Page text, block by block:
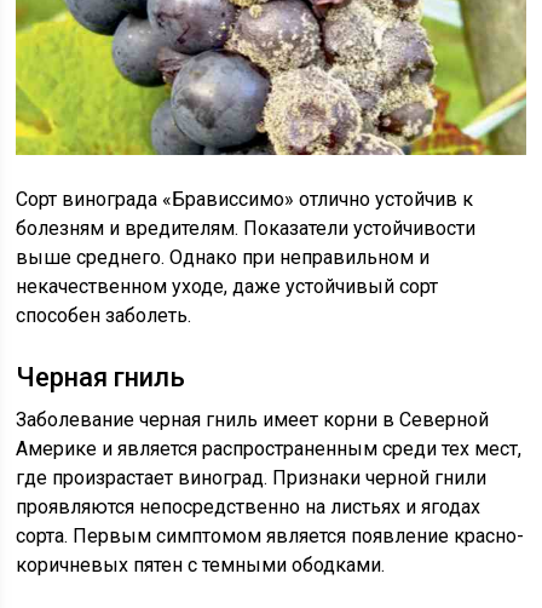
Сорт винограда «Брависсимо» отлично устойчив к
болезням и вредителям. Показатели устойчивости
выше среднего. Однако при неправильном и
некачественном уходе, даже устойчивый сорт
способен заболеть.
Черная гниль
Заболевание черная гниль имеет корни в Северной
Америке и является распространенным среди тех мест,
где произрастает виноград. Признаки черной гнили
проявляются непосредственно на листьях и ягодах
сорта. Первым симптомом является появление красно-
коричневых пятен с темными ободками.